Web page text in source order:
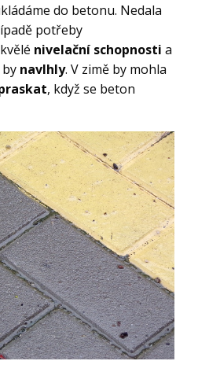
do betonu. Nedala
potřeby
nivelační schopnosti a
navlhly. V zimě by mohla
, když se beton